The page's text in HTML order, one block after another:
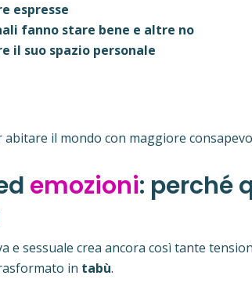
espresse
fanno stare bene e altre no
il suo spazio personale
abitare il mondo con maggiore
emozioni: perché
e sessuale crea ancora così tante
in tabù.